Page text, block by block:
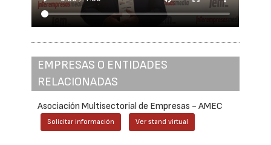
EMPRESAS O ENTIDADES
RELACIONADAS
Asociación Multisectorial de Empresas - AMEC
Solicitar información Ver stand virtual